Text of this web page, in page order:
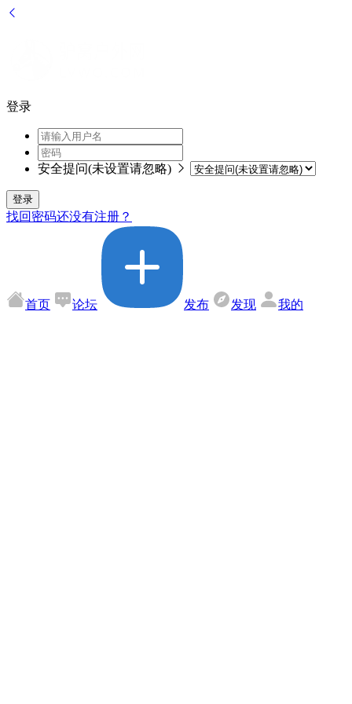
登录
安全提问(未设置请忽略)
登录
找回密码还没有注册？
首页 论坛 发布 发现 我的